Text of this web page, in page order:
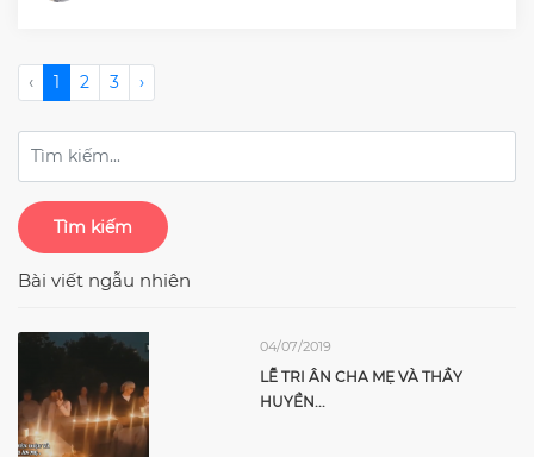
‹ 1 2 3 ›
Tìm kiếm
Bài viết ngẫu nhiên
04/07/2019
LỄ TRI ÂN CHA MẸ VÀ THẦY
HUYỀN...